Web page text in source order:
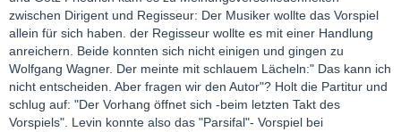
zwischen Dirigent und Regisseur: Der Musiker wollte das Vorspiel
allein für sich haben. der Regisseur wollte es mit einer Handlung
anreichern. Beide konnten sich nicht einigen und gingen zu
Wolfgang Wagner. Der meinte mit schlauem Lächeln:" Das kann ich
nicht entscheiden. Aber fragen wir den Autor"? Holt die Partitur und
schlug auf: "Der Vorhang öffnet sich -beim letzten Takt des
Vorspiels". Levin konnte also das "Parsifal"- Vorspiel bei